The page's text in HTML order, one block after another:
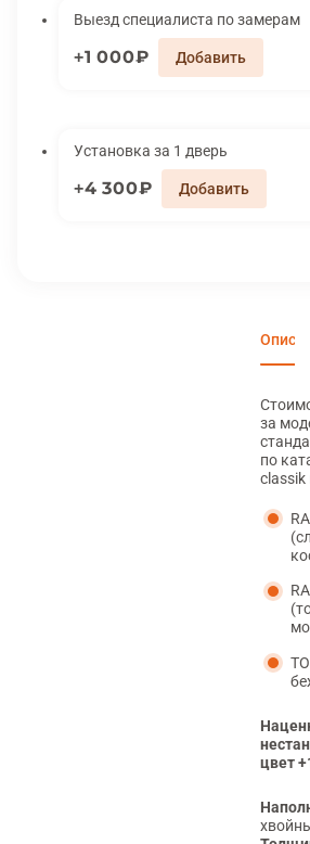
Выезд специалиста по замерам
1 000₽
Установка за 1 дверь
4 300₽
за
по
classik
цвет